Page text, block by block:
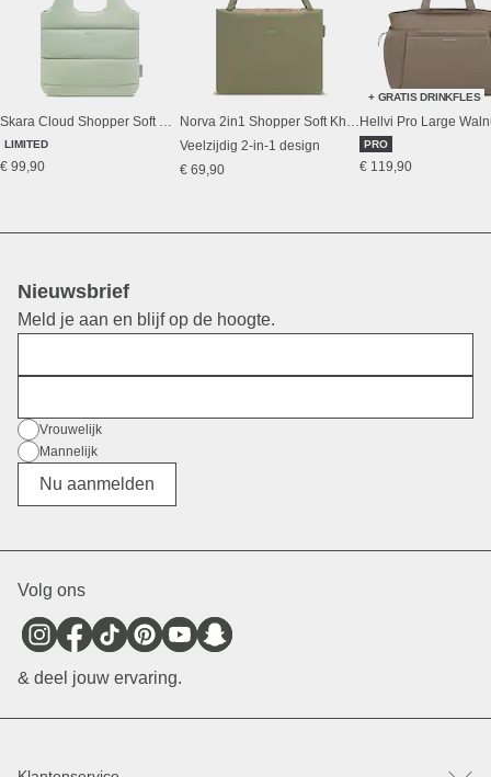
Skara Cloud Shopper Soft Green
LIMITED
€ 99,90
Norva 2in1 Shopper Soft Khaki/Dusty Sand
Veelzijdig 2-in-1 design
€ 69,90
+ GRATIS DRINKFLES
Hellvi Pro Large
PRO
€ 119,90
Nieuwsbrief
Meld je aan en blijf op de hoogte.
Geslacht
Vrouwelijk
Mannelijk
Divers
Nu aanmelden
Volg ons
& deel jouw ervaring.